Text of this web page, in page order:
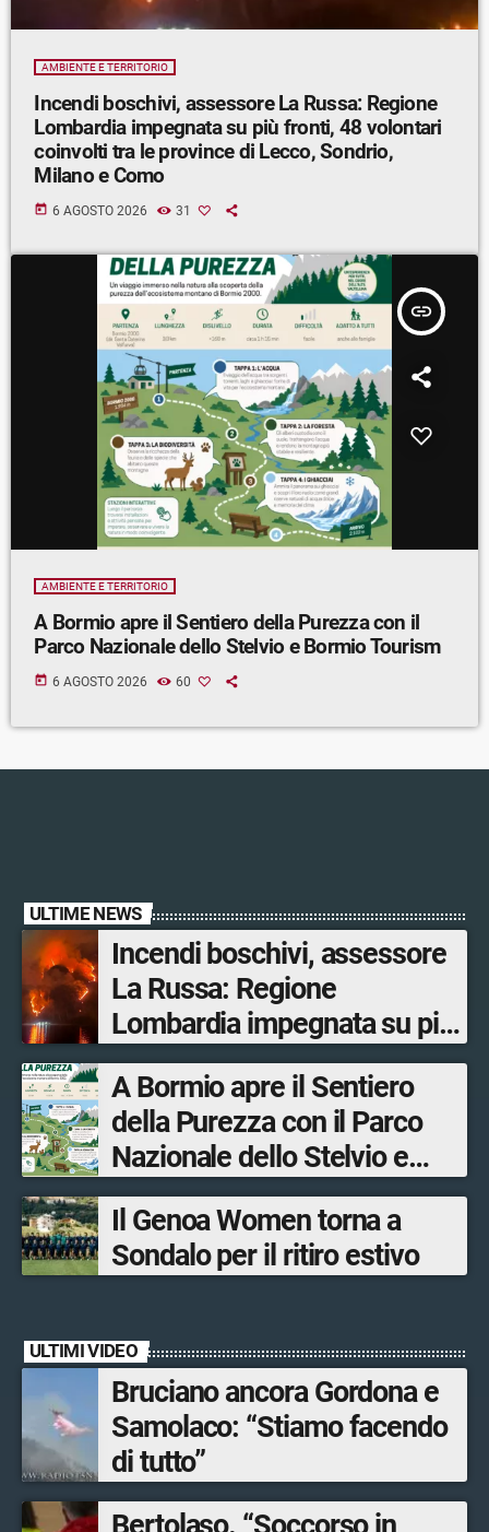
AMBIENTE E TERRITORIO
Incendi boschivi, assessore La Russa: Regione
Lombardia impegnata su più fronti, 48 volontari
coinvolti tra le province di Lecco, Sondrio,
Milano e Como
today 6 AGOSTO 2026 31
insert_link
AMBIENTE E TERRITORIO
A Bormio apre il Sentiero della Purezza con il
Parco Nazionale dello Stelvio e Bormio Tourism
today 6 AGOSTO 2026 60
ULTIME NEWS
Incendi boschivi, assessore
La Russa: Regione
Lombardia impegnata su più
fronti, 48 volontari coinvolti
tra le province di Lecco,
Sondrio, Milano e Como
A Bormio apre il Sentiero
della Purezza con il Parco
Nazionale dello Stelvio e
Bormio Tourism
Il Genoa Women torna a
Sondalo per il ritiro estivo
ULTIMI VIDEO
Bruciano ancora Gordona e
Samolaco: “Stiamo facendo
di tutto”